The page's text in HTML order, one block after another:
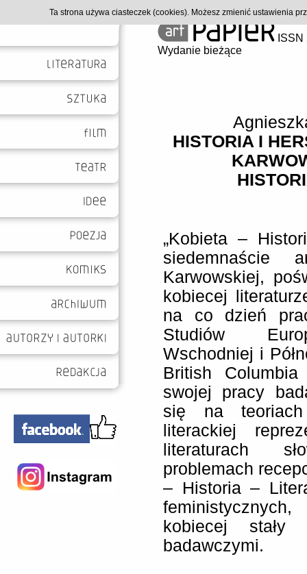
Wydanie bieżące
HISTORIA I
„Kobieta –
siedemnaście
Karwowskiej,
kobiecej
na co dzień
Studiów
Wschodniej i
British
swojej pracy
się na teoriach
literackiej
literaturach
problemach
– Historia –
kobiecej stały
badawczymi.
Ta strona używa ciasteczek (cookies). Możesz zmienić ustawienia